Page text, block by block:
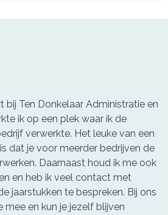
bij Ten Donkelaar Administratie en
ik op een plek waar ik de
verwerkte. Het leuke van een
dat je voor meerder bedrijven de
Daarnaast houd ik me ook
en heb ik veel contact met
jaarstukken te bespreken. Bij ons
mee en kun je jezelf blijven